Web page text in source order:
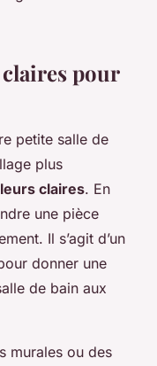
pour
petite salle de
plus
claires. En
une pièce
Il s’agit d’un
donner une
de bain aux
murales ou des